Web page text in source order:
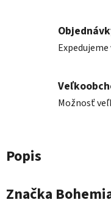
Možnosť
Popis
Značka